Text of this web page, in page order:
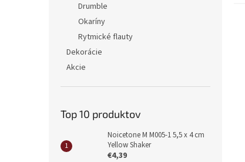
Drumble
Okaríny
Rytmické flauty
Dekorácie
Akcie
Top 10 produktov
Noicetone M M005-1 5,5 x 4 cm
Yellow Shaker
€4,39